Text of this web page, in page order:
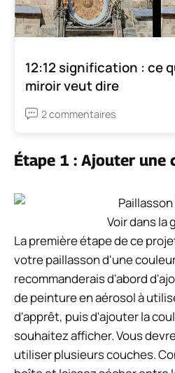
12:12 signification : ce
miroir veut dire
2 commentaires
Étape 1 : Ajouter une
Voir dans la
La première étape de ce
votre paillasson d'une
recommanderais d'abord
de peinture en aérosol à
d'apprêt, puis d'ajouter la
souhaitez afficher. Vous
utiliser plusieurs couches.